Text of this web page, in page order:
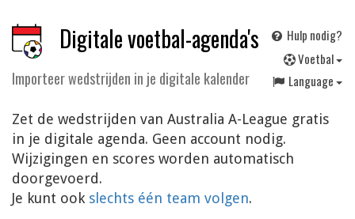
Digitale voetbal-agenda's
Importeer wedstrijden in je digitale kalender
Hulp nodig?
Voetbal
Language
Zet de wedstrijden van Australia A-League gratis
in je digitale agenda. Geen account nodig.
Wijzigingen en scores worden automatisch
doorgevoerd.
Je kunt ook slechts één team volgen.